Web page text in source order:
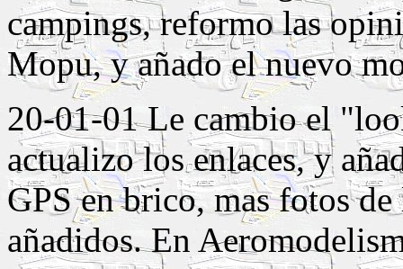
campings, reformo las
Mopu, y añado el nuevo
20-01-01 Le cambio el
actualizo los enlaces, y
GPS en brico, mas fotos
añadidos. En